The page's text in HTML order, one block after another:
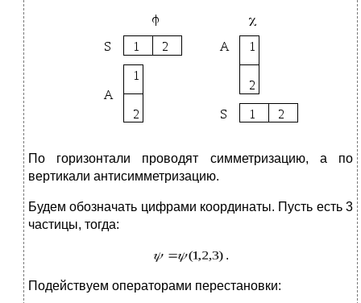
По горизонтали проводят симметризацию, а по
вертикали антисимметризацию.
Будем обозначать цифрами координаты. Пусть есть 3
частицы, тогда:
.
Подействуем операторами перестановки: